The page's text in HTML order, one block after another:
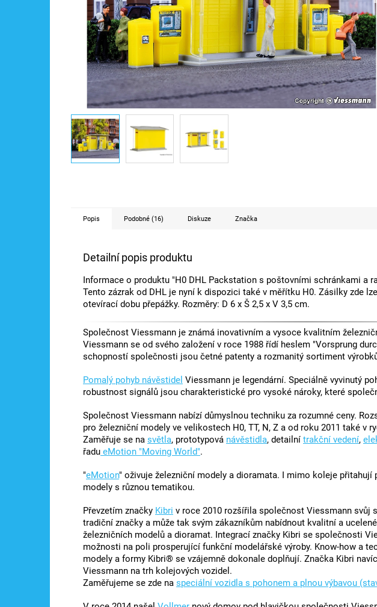
Popis Podobné (16) Diskuze Značka
Detailní popis produktu
Informace o produktu "H0 DHL Packstation s poštovními schránkami a
Tento zázrak od DHL je nyní k dispozici také v měřítku H0. Zásilky zde
otevírací dobu přepážky. Rozměry: D 6 x Š 2,5 x V 3,5 cm.
Společnost Viessmann je známá inovativním a vysoce kvalitním
Viessmann se od svého založení v roce 1988 řídí heslem "Vorsprung
schopností společnosti jsou četné patenty a rozmanitý sortiment
Pomalý pohyb návěstidel Viessmann je legendární. Speciálně vyvinutý
robustnost signálů jsou charakteristické pro vysoké nároky, které
Společnost Viessmann nabízí důmyslnou techniku za rozumné ceny.
pro železniční modely ve velikostech H0, TT, N, Z a od roku 2011 také v
Zaměřuje se na světla, prototypová návěstidla, detailní trakční vedení,
řadu eMotion "Moving World".
"eMotion" oživuje železniční modely a dioramata. I mimo koleje přitahují
modely s různou tematikou.
Převzetím značky Kibri v roce 2010 rozšířila společnost Viessmann svůj
tradiční značky a může tak svým zákazníkům nabídnout kvalitní a
železničních modelů a dioramat. Integrací značky Kibri se společnosti
možnosti na poli prosperující funkční modelářské výroby. Know-how a
modely a formy Kibri® se vzájemně dokonale doplňují. Značka Kibri
Viessmann na trh kolejových vozidel.
Zaměřujeme se zde na speciální vozidla s pohonem a plnou výbavou